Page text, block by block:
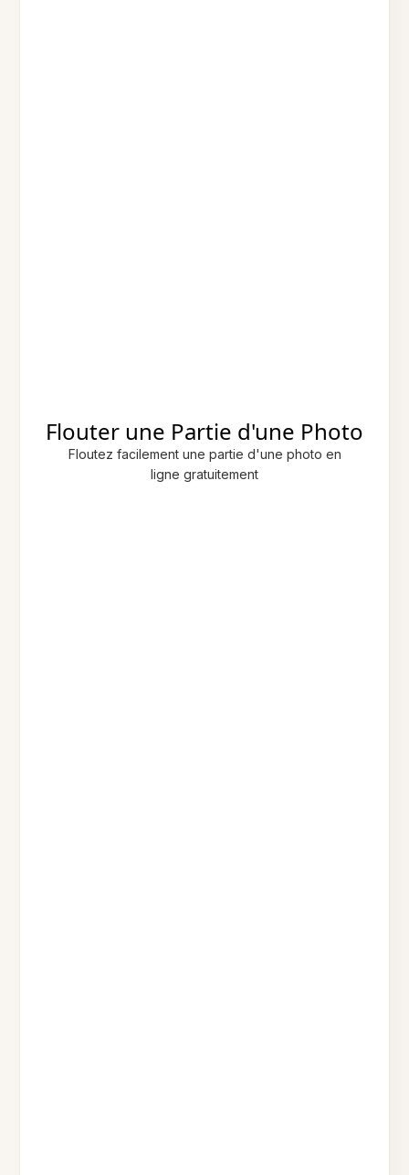
Flouter une Partie d'une Photo
Floutez facilement une partie d'une photo en
ligne gratuitement